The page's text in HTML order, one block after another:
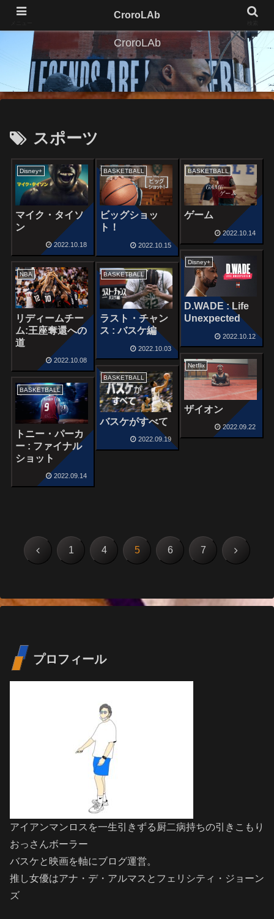
CroroLAb
スポーツ
Disney+
マイク・タイソ
ン
2022.10.18
BASKETBALL
ビッグショッ
ト！
2022.10.15
BASKETBALL
ゲーム
2022.10.14
Disney+
D.WADE : Life
Unexpected
2022.10.12
NBA
リディームチー
ム:王座奪還への
道
2022.10.08
BASKETBALL
ラスト・チャン
ス : バスケ編
2022.10.03
Netflix
ザイオン
2022.09.22
BASKETBALL
バスケがすべて
2022.09.19
BASKETBALL
トニー・パーカ
ー : ファイナル
ショット
2022.09.14
前 1 4 5 6 7 次
プロフィール
アイアンマンロスを一生引きずる厨二病持ちの引きこもり
おっさんボーラー
バスケと映画を軸にブログ運営。
推し女優はアナ・デ・アルマスとフェリシティ・ジョーン
ズ
CroroLAb